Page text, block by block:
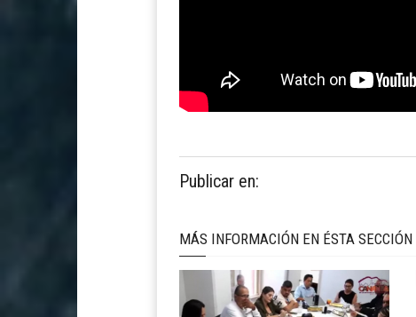
Publicar en:
MÁS INFORMACIÓN EN ÉSTA SECCIÓN